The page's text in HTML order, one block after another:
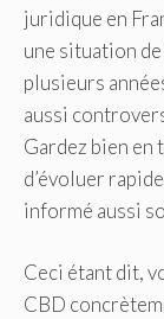
juridique en
une situation
plusieurs
aussi
Gardez bien en
d’évoluer
informé aussi
Ceci étant dit,
CBD